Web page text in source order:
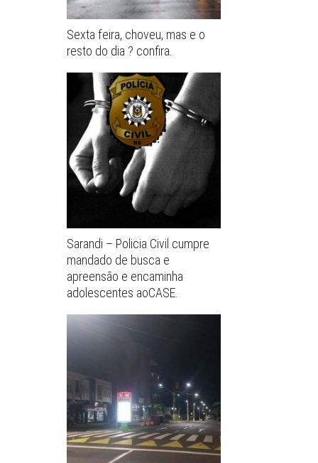
Sexta feira, choveu, mas e o
resto do dia ? confira.
Sarandi – Policia Civil cumpre
mandado de busca e
apreensão e encaminha
adolescentes aoCASE.